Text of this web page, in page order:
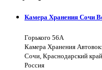
Камера Хранения Сочи
Горького 56А
Камера Хранения
Сочи, Краснодарский
Россия